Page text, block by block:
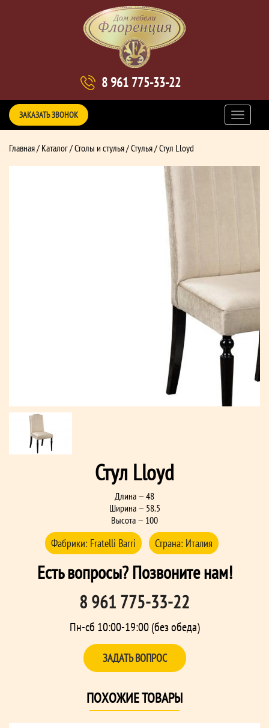
8 961 775-33-22
ЗАКАЗАТЬ ЗВОНОК
Главная/ Каталог/Столы и стулья/Стулья/ Стул Lloyd
Стул Lloyd
Длина — 48
Ширина — 58.5
Высота — 100
Фабрики: Fratelli Barri Страна: Италия
Есть вопросы? Позвоните нам!
8 961 775-33-22
Пн-сб 10:00-19:00 (без обеда)
ЗАДАТЬ ВОПРОС
ПОХОЖИЕ ТОВАРЫ